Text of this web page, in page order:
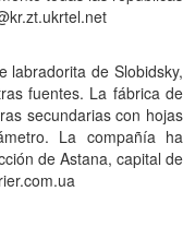
labradorita de Slobidsky,
fuentes. La fábrica de
secundarias con hojas
La compañía ha
de Astana, capital de